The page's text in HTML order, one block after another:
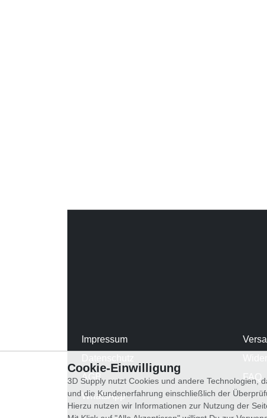
Impressum
AGB
WhatsApp
FAQ
Cookie-Einwilligung
3D Supply nutzt Cookies und andere Technologien,
und die Kundenerfahrung einschließlich der
Hierzu nutzen wir Informationen zur Nutzung der